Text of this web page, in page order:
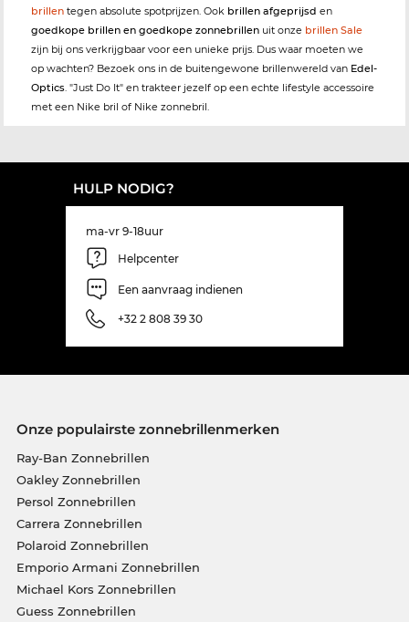
brillen tegen absolute spotprijzen. Ook brillen afgeprijsd en
goedkope brillen en goedkope zonnebrillen uit onze brillen Sale
zijn bij ons verkrijgbaar voor een unieke prijs. Dus waar moeten we
op wachten? Bezoek ons in de buitengewone brillenwereld van Edel-
Optics. "Just Do It" en trakteer jezelf op een echte lifestyle accessoire
met een Nike bril of Nike zonnebril.
HULP NODIG?
ma-vr 9-18uur
Helpcenter
Een aanvraag indienen
+32 2 808 39 30
Onze populairste zonnebrillenmerken
Ray-Ban Zonnebrillen
Oakley Zonnebrillen
Persol Zonnebrillen
Carrera Zonnebrillen
Polaroid Zonnebrillen
Emporio Armani Zonnebrillen
Michael Kors Zonnebrillen
Guess Zonnebrillen